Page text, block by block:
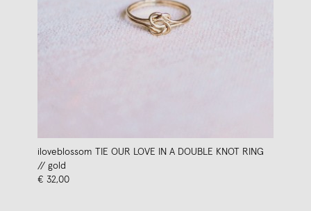
iloveblossom TIE OUR LOVE IN A DOUBLE KNOT RING
// gold
€ 32,00